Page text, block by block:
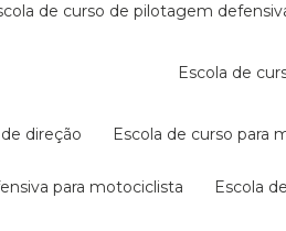
de curso de pilotagem
escola de
direção escola de curso
para motociclista escola